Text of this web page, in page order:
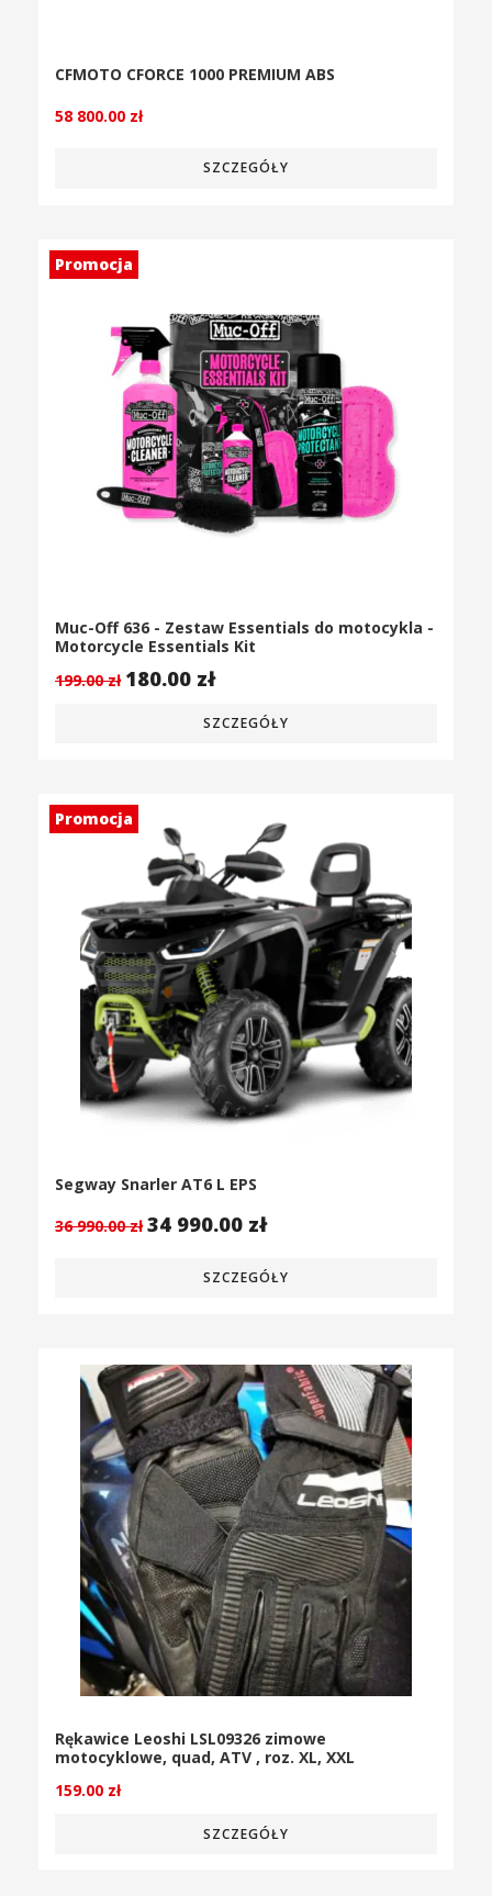
CFMOTO CFORCE 1000 PREMIUM ABS
58 800.00 zł
SZCZEGÓŁY
Promocja
Muc-Off 636 - Zestaw Essentials do motocykla -
Motorcycle Essentials Kit
199.00zł 180.00 zł
SZCZEGÓŁY
Promocja
Segway Snarler AT6 L EPS
36 990.00zł 34 990.00 zł
SZCZEGÓŁY
Rękawice Leoshi LSL09326 zimowe
motocyklowe, quad, ATV , roz. XL, XXL
159.00 zł
SZCZEGÓŁY